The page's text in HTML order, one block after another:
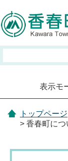
表示モ
トップページ
> 香春町につ